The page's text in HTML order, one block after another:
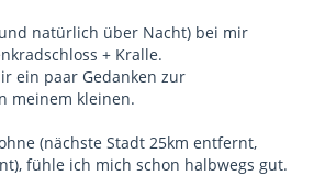
natürlich über Nacht) bei mir
+ Kralle.
ein paar Gedanken zur
meinem kleinen.
(nächste Stadt 25km entfernt,
fühle ich mich schon halbwegs gut.